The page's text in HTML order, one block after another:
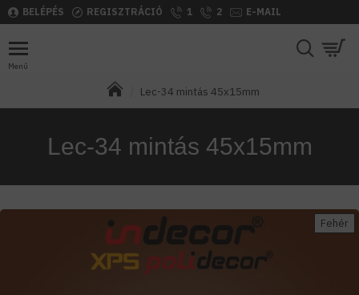
BELÉPÉS REGISZTRÁCIÓ 1 2 E-MAIL
Lec-34 mintás 45x15mm
Lec-34 mintás 45x15mm
Fehér